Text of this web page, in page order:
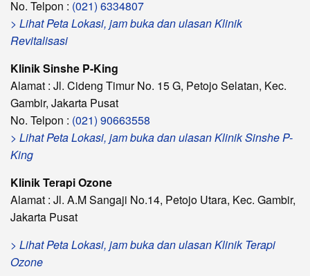
No. Telpon : (021) 6334807
> Lihat Peta Lokasi, jam buka dan ulasan Klinik
Revitalisasi
Klinik Sinshe P-King
Alamat : Jl. Cideng Timur No. 15 G, Petojo Selatan, Kec.
Gambir, Jakarta Pusat
No. Telpon : (021) 90663558
> Lihat Peta Lokasi, jam buka dan ulasan Klinik Sinshe P-
King
Klinik Terapi Ozone
Alamat : Jl. A.M Sangaji No.14, Petojo Utara, Kec. Gambir,
Jakarta Pusat
> Lihat Peta Lokasi, jam buka dan ulasan Klinik Terapi
Ozone